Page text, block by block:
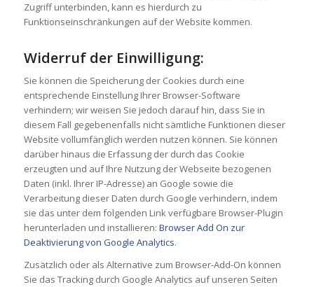
Zugriff unterbinden, kann es hierdurch zu
Funktionseinschränkungen auf der Website kommen.
Widerruf der Einwilligung:
Sie können die Speicherung der Cookies durch eine
entsprechende Einstellung Ihrer Browser-Software
verhindern; wir weisen Sie jedoch darauf hin, dass Sie in
diesem Fall gegebenenfalls nicht sämtliche Funktionen dieser
Website vollumfänglich werden nutzen können. Sie können
darüber hinaus die Erfassung der durch das Cookie
erzeugten und auf Ihre Nutzung der Webseite bezogenen
Daten (inkl. Ihrer IP-Adresse) an Google sowie die
Verarbeitung dieser Daten durch Google verhindern, indem
sie das unter dem folgenden Link verfügbare Browser-Plugin
herunterladen und installieren: Browser Add On zur
Deaktivierung von Google Analytics.
Zusätzlich oder als Alternative zum Browser-Add-On können
Sie das Tracking durch Google Analytics auf unseren Seiten